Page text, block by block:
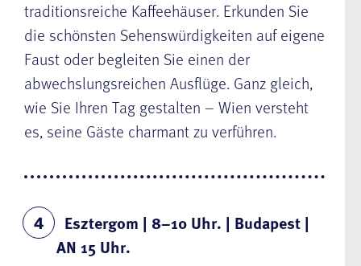
traditionsreiche Kaffeehäuser. Erkunden Sie
die schönsten Sehenswürdigkeiten auf eigene
Faust oder begleiten Sie einen der
abwechslungsreichen Ausflüge. Ganz gleich,
wie Sie Ihren Tag gestalten – Wien versteht
es, seine Gäste charmant zu verführen.
4
Esztergom | 8–10 Uhr. | Budapest |
AN 15 Uhr.